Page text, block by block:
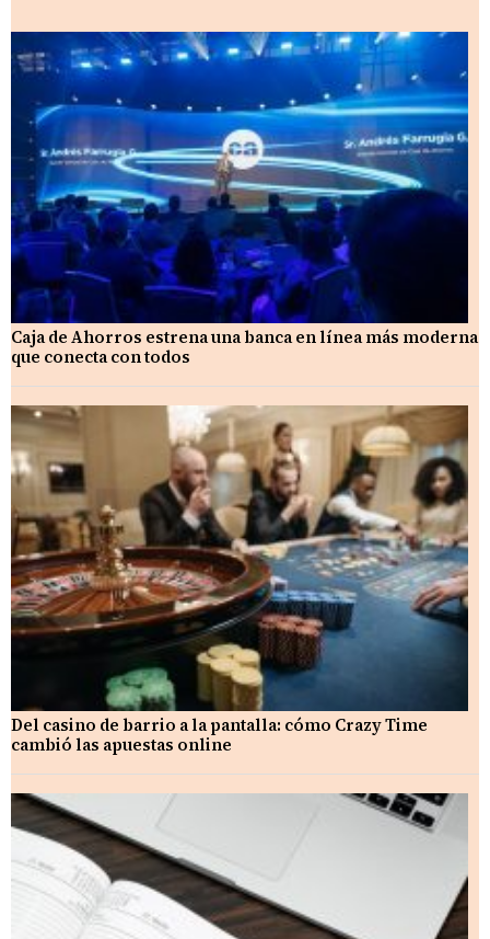
Caja de Ahorros estrena una banca en línea más moderna
que conecta con todos
Del casino de barrio a la pantalla: cómo Crazy Time
cambió las apuestas online